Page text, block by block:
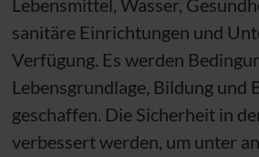
sanitäre Einrichtungen und
Verfügung. Es werden
Lebensgrundlage, Bildung und
geschaffen. Die Sicherheit in
verbessert werden, um unter